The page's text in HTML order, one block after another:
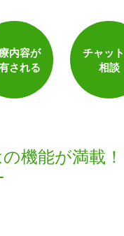
内容が
される
チャッ
相談
の機能が満載！